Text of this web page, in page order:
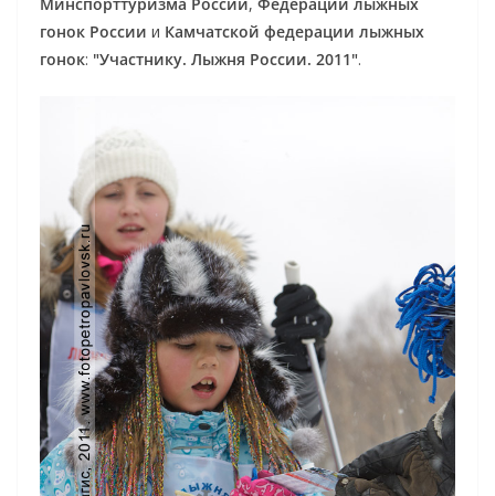
гонок России и Камчатской федерации лыжных
гонок: "Участнику. Лыжня России. 2011".